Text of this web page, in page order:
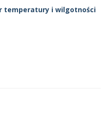
temperatury i wilgotności